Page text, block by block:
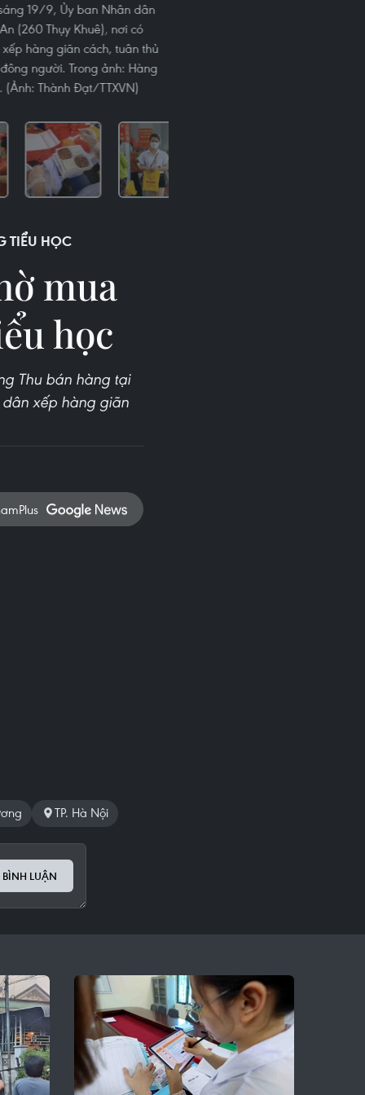
19/9, Ủy ban Nhân dân
(260 Thụy Khuê), nơi có
hàng giãn cách, tuân thủ
người. Trong ảnh: Hàng
Thành Đạt/TTXVN)
TIỂU HỌC
mua
học
Thu bán hàng tại
xếp hàng giãn
TP. Hà Nội
LUẬN